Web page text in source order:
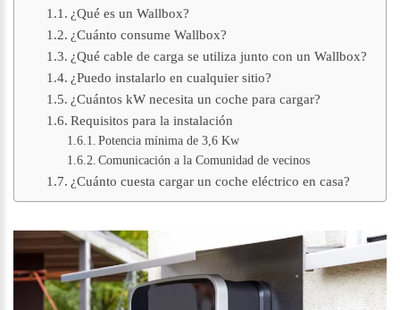
¿Qué es un Wallbox?
¿Cuánto consume Wallbox?
¿Qué cable de carga se utiliza junto con un Wallbox?
¿Puedo instalarlo en cualquier sitio?
¿Cuántos kW necesita un coche para cargar?
Requisitos para la instalación
Potencia mínima de 3,6 Kw
Comunicación a la Comunidad de vecinos
¿Cuánto cuesta cargar un coche eléctrico en casa?